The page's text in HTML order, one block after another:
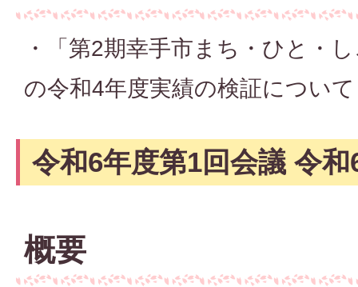
・「第2期幸手市まち・ひと・
の令和4年度実績の検証について
令和6年度第1回会議 令
概要